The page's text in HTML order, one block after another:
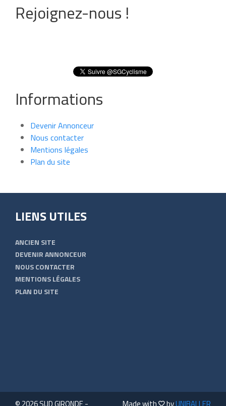
Rejoignez-nous !
Informations
Devenir Annonceur
Nous contacter
Mentions légales
Plan du site
LIENS UTILES
ANCIEN SITE
DEVENIR ANNONCEUR
NOUS CONTACTER
MENTIONS LÉGALES
PLAN DU SITE